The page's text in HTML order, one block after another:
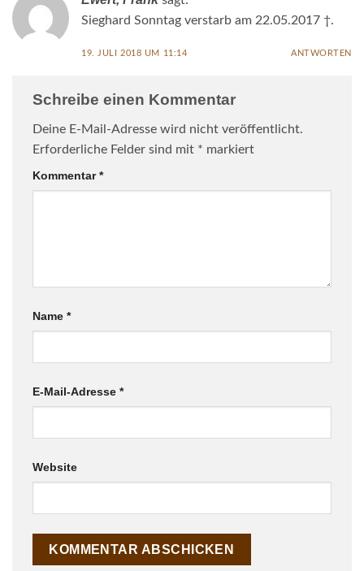
Sieghard Sonntag verstarb am 22.05.2017 †.
19. JULI 2018 UM 11:14 ANTWORTEN
Schreibe einen Kommentar
Deine E-Mail-Adresse wird nicht veröffentlicht.
Erforderliche Felder sind mit * markiert
Kommentar*
Name *
E-Mail-Adresse *
Website